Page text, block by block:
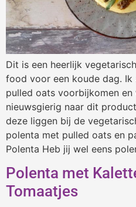
Dit is een heerlijk
food voor een koude dag.
pulled oats voorbijkomen
nieuwsgierig naar dit
deze liggen bij de
polenta met pulled oats en
Polenta Heb jij wel eens
Polenta met
Tomaatjes